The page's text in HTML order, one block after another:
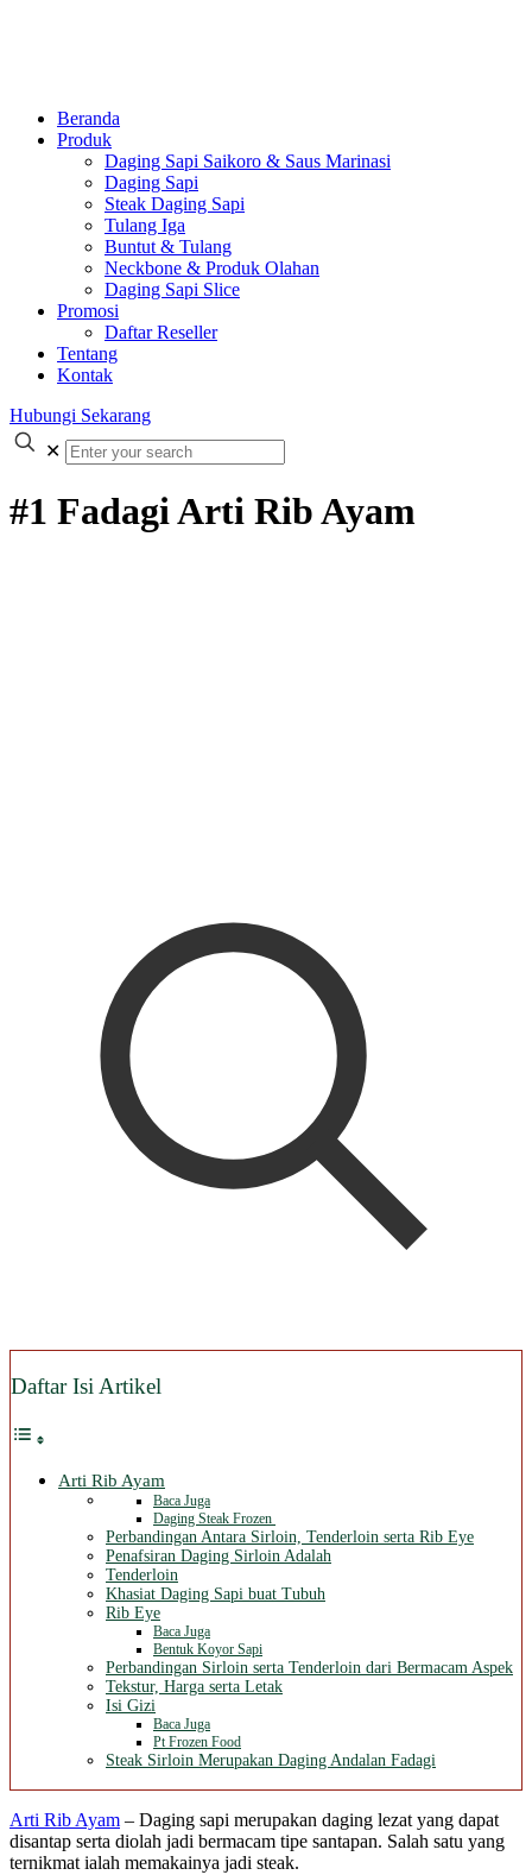
Beranda
Produk
Daging Sapi Saikoro & Saus Marinasi
Daging Sapi
Steak Daging Sapi
Tulang Iga
Buntut & Tulang
Neckbone & Produk Olahan
Daging Sapi Slice
Promosi
Daftar Reseller
Tentang
Kontak
Hubungi Sekarang
✕
#1 Fadagi Arti Rib Ayam
Daftar Isi Artikel
Arti Rib Ayam
Baca Juga
Daging Steak Frozen
Perbandingan Antara Sirloin, Tenderloin serta Rib Eye
Penafsiran Daging Sirloin Adalah
Tenderloin
Khasiat Daging Sapi buat Tubuh
Rib Eye
Baca Juga
Bentuk Koyor Sapi
Perbandingan Sirloin serta Tenderloin dari Bermacam Aspek
Tekstur, Harga serta Letak
Isi Gizi
Baca Juga
Pt Frozen Food
Steak Sirloin Merupakan Daging Andalan Fadagi
Arti Rib Ayam – Daging sapi merupakan daging lezat yang dapat
disantap serta diolah jadi bermacam tipe santapan. Salah satu yang
ternikmat ialah memakainya jadi steak.